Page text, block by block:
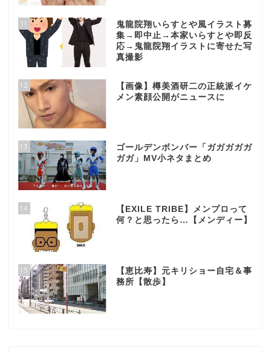
11
鬼龍院翔いらすとや風イラスト募
集→即中止→本家いらすとや即反
応→鬼龍院翔イラストに寄せた写
真撮影
12
【画像】樽美酒研二の正統派イケ
メン素顔公開がニュースに
13
ゴールデンボンバー「ガガガガガ
ガガ」MV小ネタまとめ
14
【EXILE TRIBE】メンプロって
何？と思ったら…【メンディー】
15
【恵比寿】元キリショー自宅＆事
務所【散歩】